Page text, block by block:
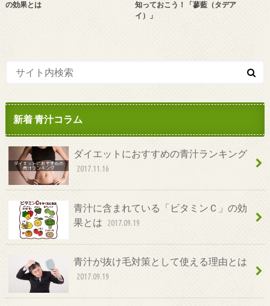
の効果とは
知っておこう！「蓼藍（タデア
イ）」
新着 青汁コラム
ダイエットにおすすめの青汁ランキング
2017.11.16
青汁に含まれている「ビタミンＣ」の効
果とは 2017.09.19
青汁が抜け毛対策として使える理由とは
2017.09.19